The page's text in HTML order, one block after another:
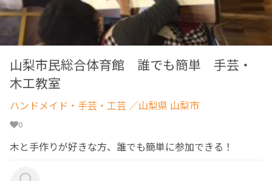
山梨市民総合体育館 誰でも簡単 手芸・
木工教室
ハンドメイド・手芸・工芸 ／山梨県 山梨市
0
木と手作りが好きな方、誰でも簡単に参加できる！